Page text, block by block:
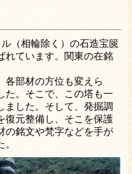
（相輪除く）の石造宝篋
れています。関東の在銘
各部材の方位も変えら
た。そこで、この塔も一
ました。そして、発掘調
復元整備し、そこを保護
の銘文や梵字などを手が